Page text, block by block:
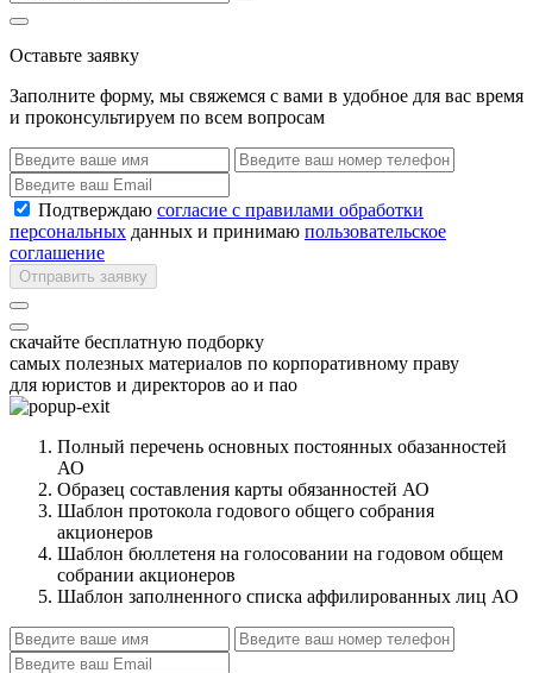
Оставьте заявку
Заполните форму, мы свяжемся с вами в удобное для вас время
и проконсультируем по всем вопросам
Подтверждаю согласие с правилами обработки
персональных данных и принимаю пользовательское
соглашение
Отправить заявку
скачайте бесплатную подборку
самых полезных материалов по корпоративному праву
для юристов и директоров ао и пао
Полный перечень основных постоянных обазанностей
АО
Образец составления карты обязанностей АО
Шаблон протокола годового общего собрания
акционеров
Шаблон бюллетеня на голосовании на годовом общем
собрании акционеров
Шаблон заполненного списка аффилированных лиц АО